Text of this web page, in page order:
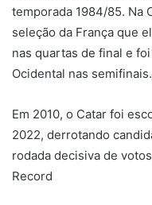
temporada 1984/85. Na
seleção da França que
nas quartas de final e
Ocidental nas semifinais.
Em 2010, o Catar foi
2022, derrotando
rodada decisiva de
Record